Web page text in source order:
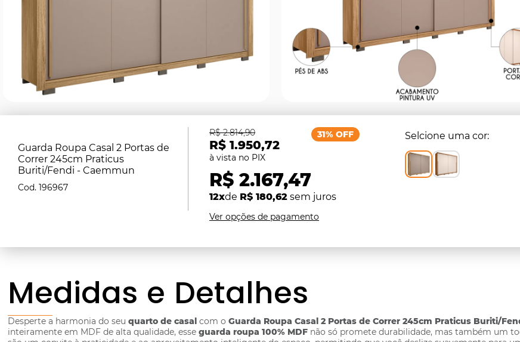
Guarda Roupa Casal 2 Portas de
Correr 245cm Praticus
Buriti/Fendi - Caemmun
196967
R$ 1.950,72
R$ 2.814,90
R$ 2.167,47
12xde R$ 180,62 sem juros
31% OFF
Ver opções de pagamento
Selcione uma cor
Medidas e Detalhes
Desperte a harmonia do seuquarto de casal com oGuarda Roupa Casal 2 Portas de Correr 245cm Praticus Buriti/
inteiramente em MDF de alta qualidade, esseguarda roupa 100% MDF não só promete durabilidade, mas também um